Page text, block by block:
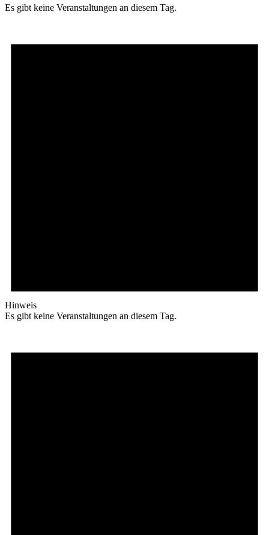
Es gibt keine Veranstaltungen an diesem Tag.
Hinweis
Es gibt keine Veranstaltungen an diesem Tag.